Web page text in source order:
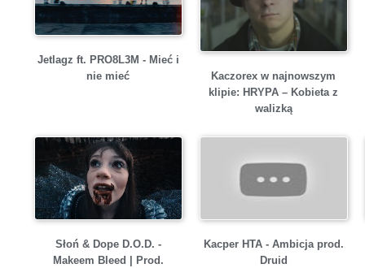
Jetlagz ft. PRO8L3M - Mieć i
nie mieć
Kaczorex w najnowszym
klipie: HRYPA – Kobieta z
walizką
Słoń & Dope D.O.D. -
Makeem Bleed | Prod.
Kacper HTA - Ambicja prod.
Druid